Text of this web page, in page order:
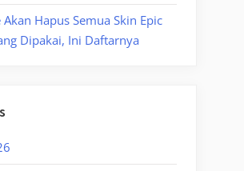
Akan Hapus Semua Skin Epic
Dipakai, Ini Daftarnya